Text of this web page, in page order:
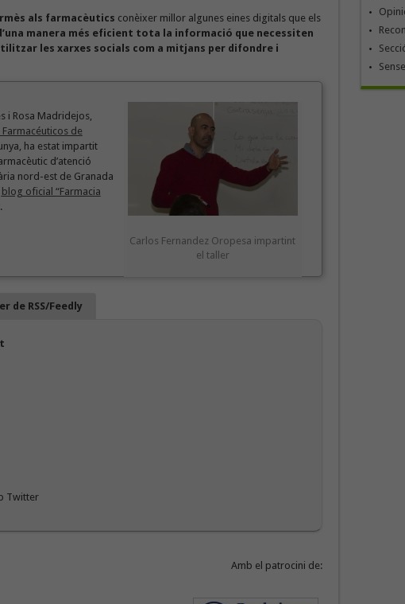
als farmacèutics conèixer millor algunes eines digitals que els
manera més eficient tota la informació que necessiten
les xarxes socials com a mitjans per difondre i
Carlos Fernandez Oropesa impartint
el taller
i Rosa Madridejos,
de
ha estat impartit
d’atenció
nord-est de Granada
blog oficial “Farmacia
.
de RSS/Feedly
Twitter
Amb el patrocini de: